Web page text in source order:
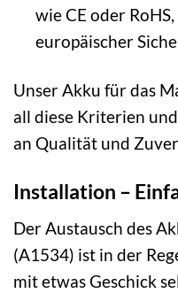
wie CE oder
europäischer
Unser Akku für das
all diese Kriterien
an Qualität und
Installation –
Der Austausch des
(A1534) ist in der
mit etwas Geschick